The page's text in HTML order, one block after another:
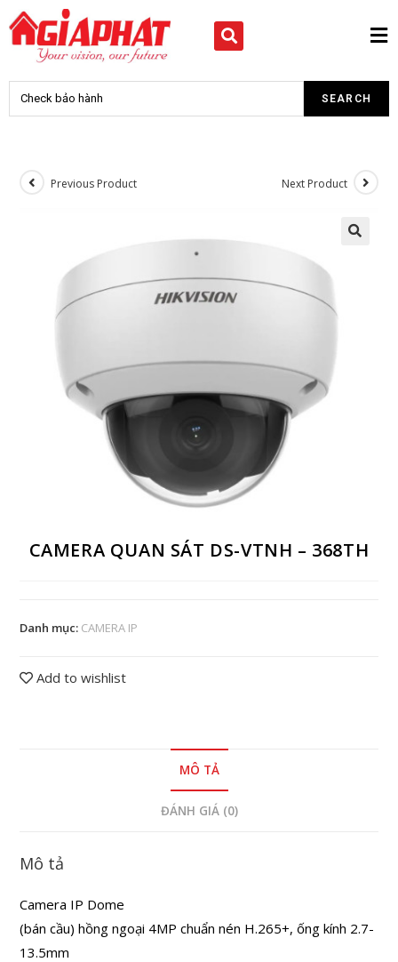
Previous Product Next Product
CAMERA QUAN SÁT DS-VTNH – 368TH
Danh mục: CAMERA IP
Add to wishlist
MÔ TẢ
ĐÁNH GIÁ (0)
Mô tả
Camera IP Dome
(bán cầu) hồng ngoại 4MP chuẩn nén H.265+, ống kính 2.7-
13.5mm